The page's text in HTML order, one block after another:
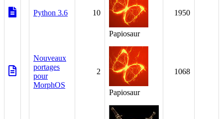
Python 3.6 10
Papiosaur
1950
Nouveaux
portages
pour
MorphOS
2
Papiosaur
1068